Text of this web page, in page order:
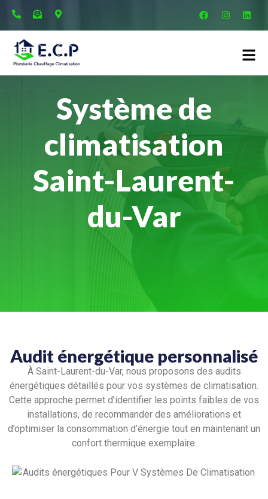
Système de
climatisation
Saint-Laurent-
du-Var
Audit énergétique personnalisé
À Saint-Laurent-du-Var, nous proposons des audits
énergétiques détaillés pour vos systèmes de climatisation.
Cette approche permet d’identifier les points faibles de vos
installations, de recommander des améliorations et
d’optimiser la consommation d’énergie tout en maintenant un
confort thermique exemplaire.